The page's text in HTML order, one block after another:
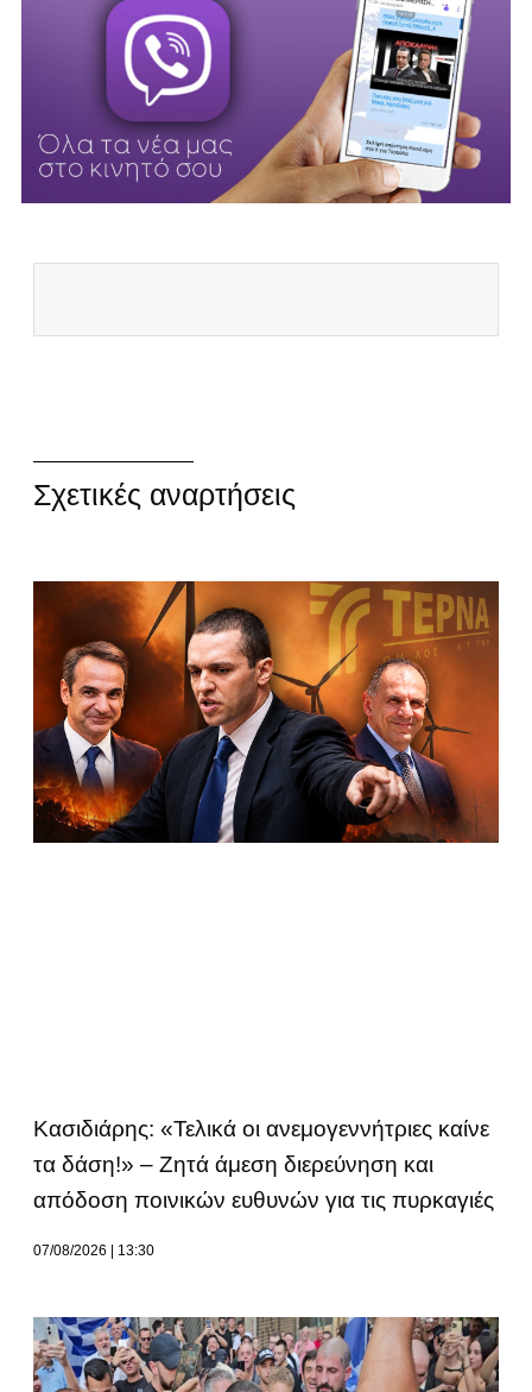
Σχετικές αναρτήσεις
Κασιδιάρης: «Τελικά οι ανεμογεννήτριες καίνε
τα δάση!» – Ζητά άμεση διερεύνηση και
απόδοση ποινικών ευθυνών για τις πυρκαγιές
07/08/2026 13:30